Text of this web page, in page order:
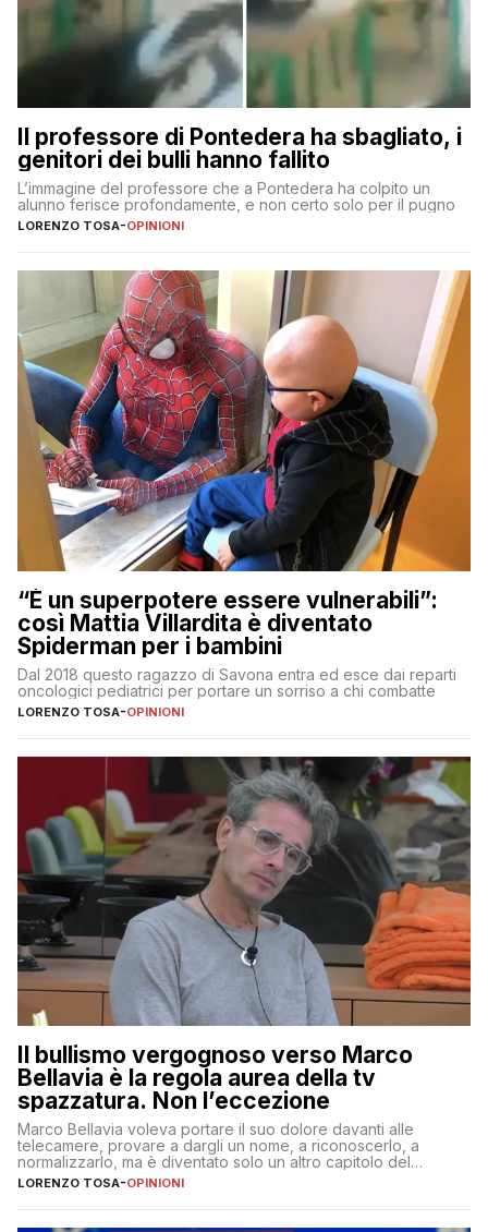
Il professore di Pontedera ha sbagliato, i
genitori dei bulli hanno fallito
L’immagine del professore che a Pontedera ha colpito un
alunno ferisce profondamente, e non certo solo per il pugno
LORENZO TOSA-OPINIONI
“È un superpotere essere vulnerabili”:
così Mattia Villardita è diventato
Spiderman per i bambini
Dal 2018 questo ragazzo di Savona entra ed esce dai reparti
oncologici pediatrici per portare un sorriso a chi combatte
LORENZO TOSA-OPINIONI
Il bullismo vergognoso verso Marco
Bellavia è la regola aurea della tv
spazzatura. Non l’eccezione
Marco Bellavia voleva portare il suo dolore davanti alle
telecamere, provare a dargli un nome, a riconoscerlo, a
normalizzarlo, ma è diventato solo un altro capitolo del
copione
LORENZO TOSA-OPINIONI